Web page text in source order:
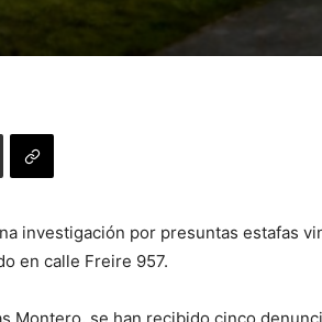
investigación por presuntas estafas
en calle Freire 957.